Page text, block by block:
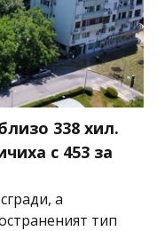
338 хил.
с 453 за
а
тип